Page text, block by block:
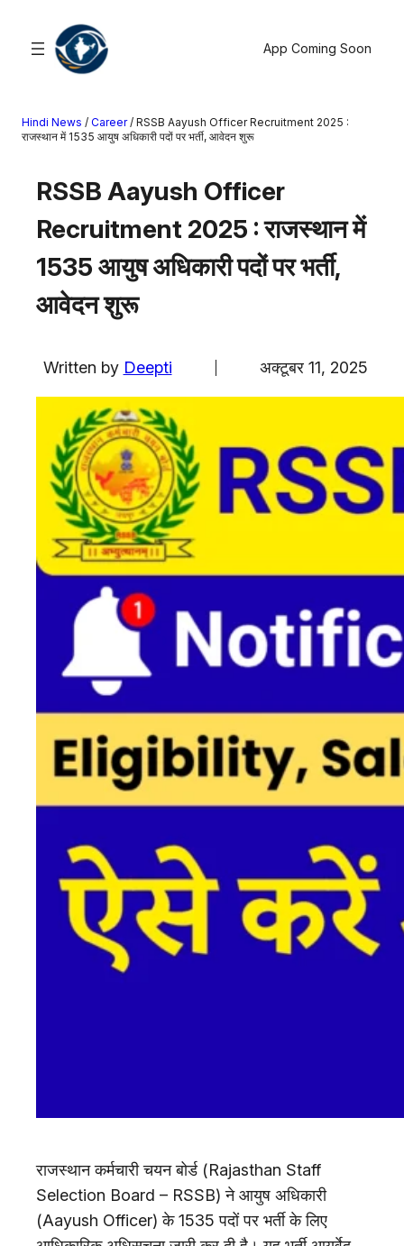
खोजें
मनोरंजन
राज्य
आस्था
व्यापार
अंतरराष्ट्रीय
एजुकेशन
Facebook
Instagram
X
App Coming Soon
Hindi News / Career/ RSSB Aayush Officer Recruitment 2025 :
राजस्थान में 1535 आयुष अधिकारी पदों पर भर्ती, आवेदन शुरू
RSSB Aayush Officer
Recruitment 2025 : राजस्थान में
1535 आयुष अधिकारी पदों पर भर्ती,
आवेदन शुरू
Written by Deepti अक्टूबर 11, 2025
राजस्थान कर्मचारी चयन बोर्ड (Rajasthan Staff
Selection Board – RSSB) ने आयुष अधिकारी
(Aayush Officer) के 1535 पदों पर भर्ती के लिए